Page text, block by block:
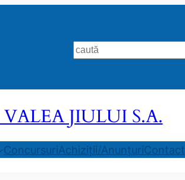
Search
JIULUI S.A.
ConcursuriAchiziții/AnunțuriContact